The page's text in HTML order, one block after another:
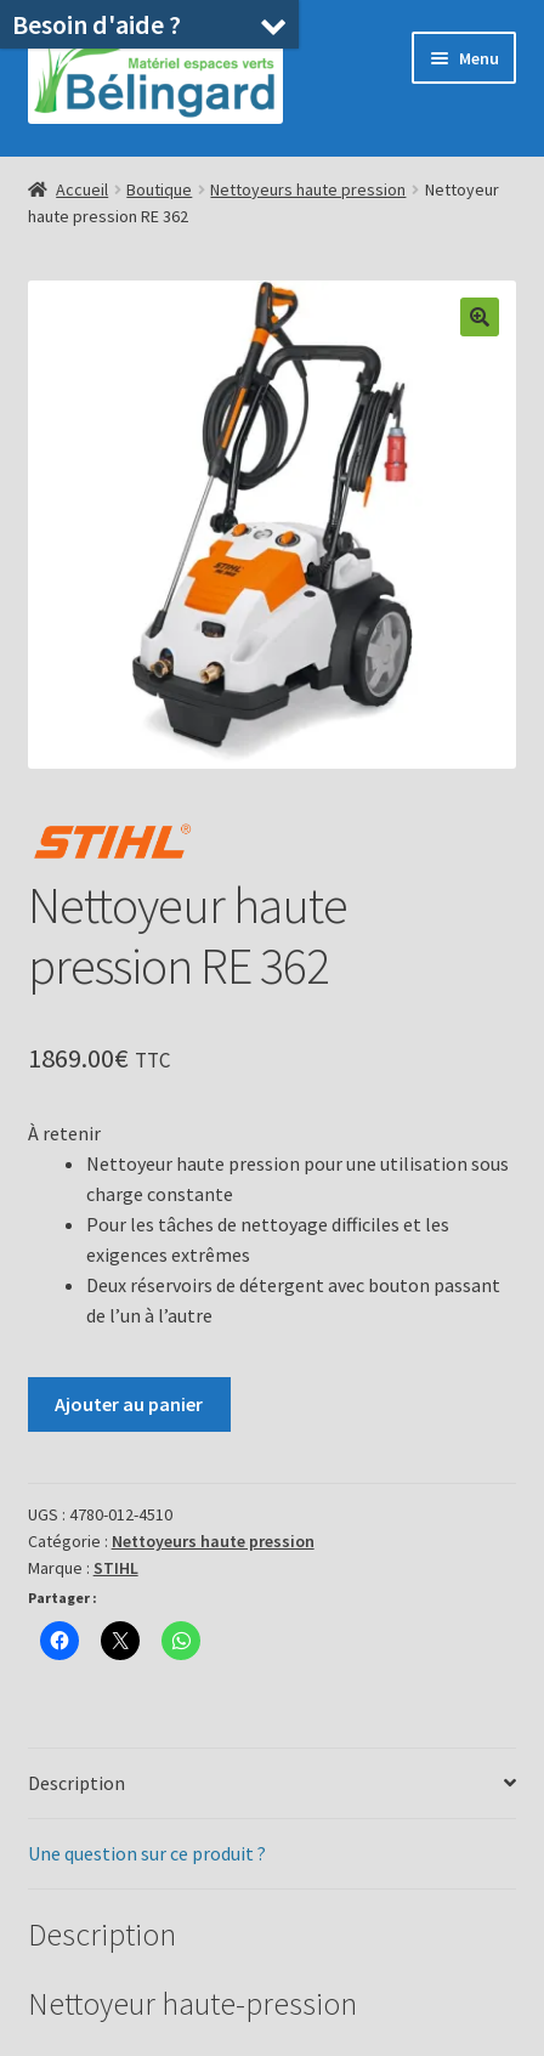
Aller
la
Aller
au
contenu
Menu
Accueil
Boutique
Location
Ouvrir
Accueil Boutique Nettoyeurs haute pression
Nettoyeur
haute pression RE 362
Nettoyeur haute
pression RE 362
1869.00€ TTC
À retenir
Nettoyeur haute pression pour une utilisation sous
charge constante
Pour les tâches de nettoyage difficiles et les
exigences extrêmes
Deux réservoirs de détergent avec bouton passant
de l’un à l’autre
pression
RE
362
Ajouter au panier
UGS : 4780-012-4510
Catégorie : Nettoyeurs haute pression
Marque : STIHL
Partager :
Description
Une question sur ce produit ?
Description
Nettoyeur haute-pression
Besoin d'aide ?